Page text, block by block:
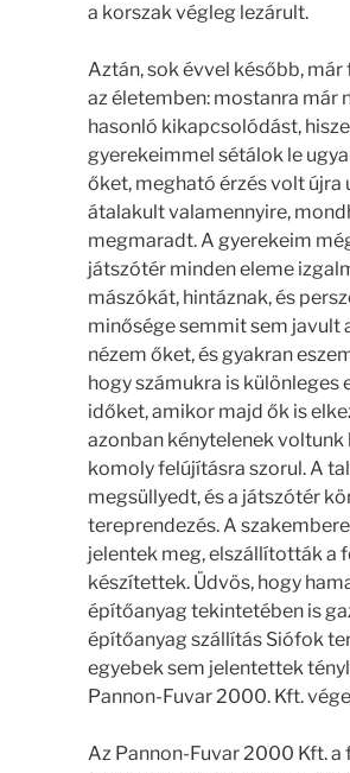
a korszak végleg lezárult.
Aztán, sok évvel később,
az életemben: mostanra már
hasonló kikapcsolódást,
gyerekeimmel sétálok le
őket, megható érzés volt
átalakult valamennyire,
megmaradt. A gyerekeim
játszótér minden eleme
mászókát, hintáznak, és
minősége semmit sem javult
nézem őket, és gyakran
hogy számukra is különleges
időket, amikor majd ők is
azonban kénytelenek voltunk
komoly felújításra szorul. A
megsüllyedt, és a játszótér
tereprendezés. A
jelentek meg, elszállították a
készítettek. Üdvös, hogy
építőanyag tekintetében is
építőanyag szállítás Siófok
egyebek sem jelentettek
Pannon-Fuvar 2000. Kft.
Az Pannon-Fuvar 2000 Kft. a